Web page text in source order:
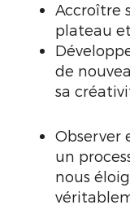
Accroître
plateau
de
sa
Observer
un
nous